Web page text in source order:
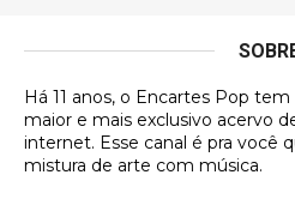
DVD MIDINHO
Francierton
Há 11 anos, o Encartes Pop
maior e mais exclusivo acervo
internet. Esse canal é pra você
mistura de arte com música.